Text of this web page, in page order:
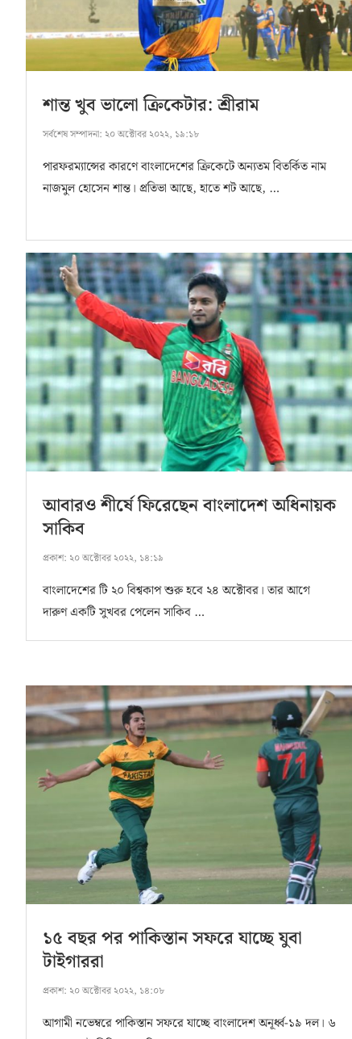
শান্ত খুব ভালো ক্রিকেটার: শ্রীরাম
সর্বশেষ সম্পাদনা: ২০ অক্টোবর ২০২২, ১৯:১৮
পারফরম্যান্সের কারণে বাংলাদেশের ক্রিকেটে অন্যতম বিতর্কিত নাম
নাজমুল হোসেন শান্ত। প্রতিভা আছে, হাতে শট আছে, …
আবারও শীর্ষে ফিরেছেন বাংলাদেশ অধিনায়ক
সাকিব
প্রকাশ: ২০ অক্টোবর ২০২২, ১৪:১৯
বাংলাদেশের টি ২০ বিশ্বকাপ শুরু হবে ২৪ অক্টোবর। তার আগে
দারুণ একটি সুখবর পেলেন সাকিব …
১৫ বছর পর পাকিস্তান সফরে যাচ্ছে যুবা
টাইগাররা
প্রকাশ: ২০ অক্টোবর ২০২২, ১৪:০৮
আগামী নভেম্বরে পাকিস্তান সফরে যাচ্ছে বাংলাদেশ অনূর্ধ্ব-১৯ দল। ৬